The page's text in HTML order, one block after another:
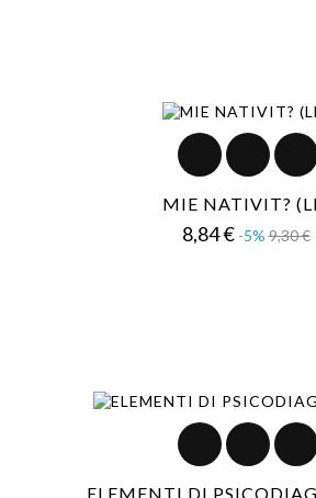
MIE NATIVIT?
8,84 € Prezzo
-5% 9,30 €
ELEMENTI DI